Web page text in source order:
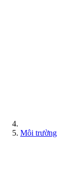
Môi trường